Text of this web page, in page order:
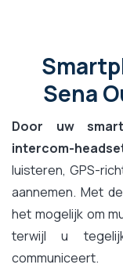
Sena
Door uw
intercom-
luisteren, GPS-
aannemen. Met
het mogelijk om
terwijl u
communiceert.